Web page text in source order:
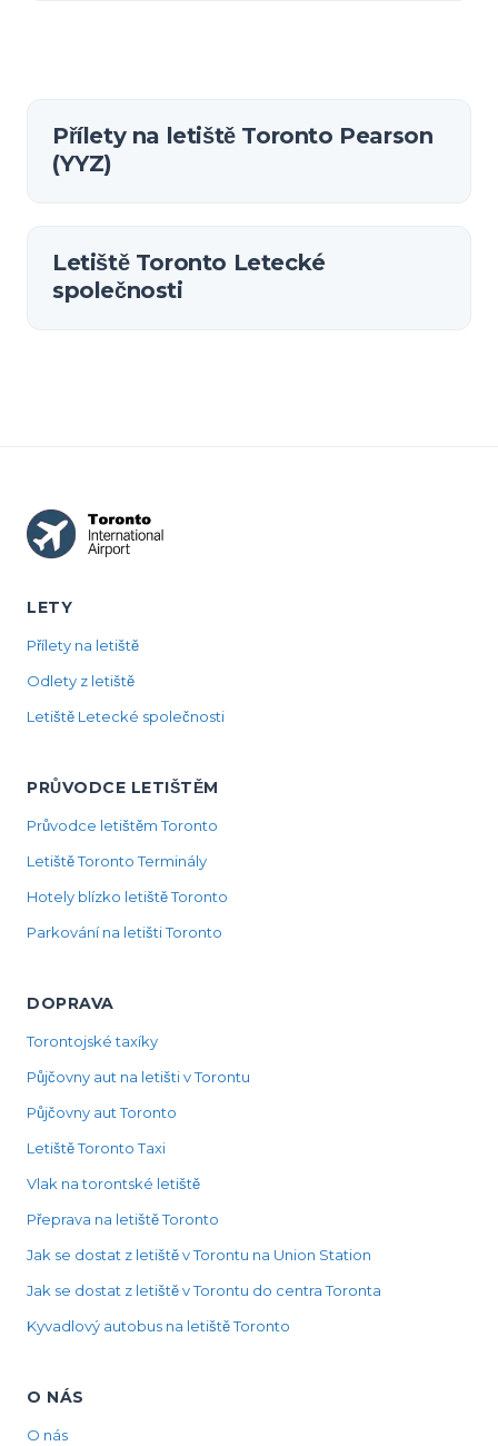
Přílety na letiště Toronto Pearson
(YYZ)
Letiště Toronto Letecké
společnosti
LETY
Přílety na letiště
Odlety z letiště
Letiště Letecké společnosti
PRŮVODCE LETIŠTĚM
Průvodce letištěm Toronto
Letiště Toronto Terminály
Hotely blízko letiště Toronto
Parkování na letišti Toronto
DOPRAVA
Torontojské taxíky
Půjčovny aut na letišti v Torontu
Půjčovny aut Toronto
Letiště Toronto Taxi
Vlak na torontské letiště
Přeprava na letiště Toronto
Jak se dostat z letiště v Torontu na Union Station
Jak se dostat z letiště v Torontu do centra Toronta
Kyvadlový autobus na letiště Toronto
O NÁS
O nás